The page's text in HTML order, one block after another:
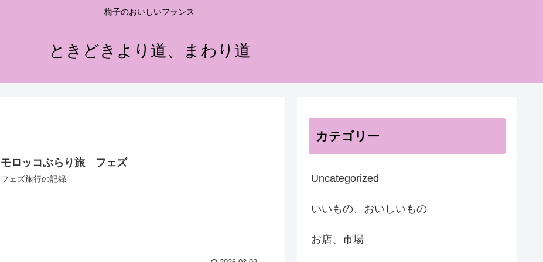
梅子のおいしいフランス
ときどきより道、まわり道
モロッコぶらり旅 フェズ
フェズ旅行の記録
カテゴリー
Uncategorized
いいもの、おいしいもの
お店、市場